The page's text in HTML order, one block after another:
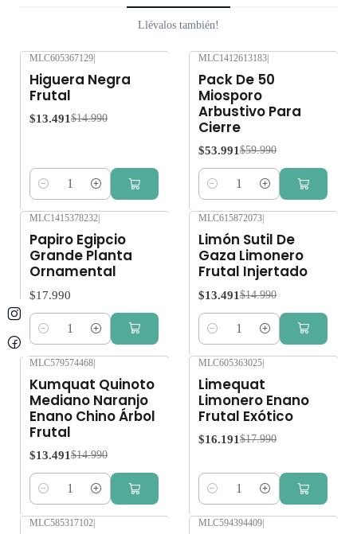
Llévalos también!
MLC605367129|
Higuera Negra
Frutal
$13.491 $14.990
Cantidad
MLC1412613183|
Pack De 50
Miosporo
Arbustivo Para
Cierre
$53.991 $59.990
Cantidad
MLC1415378232
Papiro Egipcio
Grande Planta
Ornamental
$17.990
Cantidad
MLC615872073
Limón Sutil De
Gaza Limonero
Frutal Injertado
$13.491 $14.990
Cantidad
MLC579574468|
Kumquat Quinoto
Mediano Naranjo
Enano Chino Árbol
Frutal
$13.491 $14.990
Cantidad
MLC605363025|
Limequat
Limonero Enano
Frutal Exótico
$16.191 $17.990
Cantidad
MLC585317102 MLC594394409